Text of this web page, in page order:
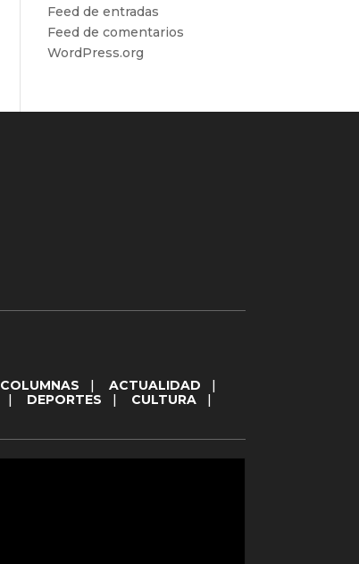
Feed de entradas
Feed de comentarios
WordPress.org
COLUMNAS ACTUALIDAD
DEPORTES CULTURA|